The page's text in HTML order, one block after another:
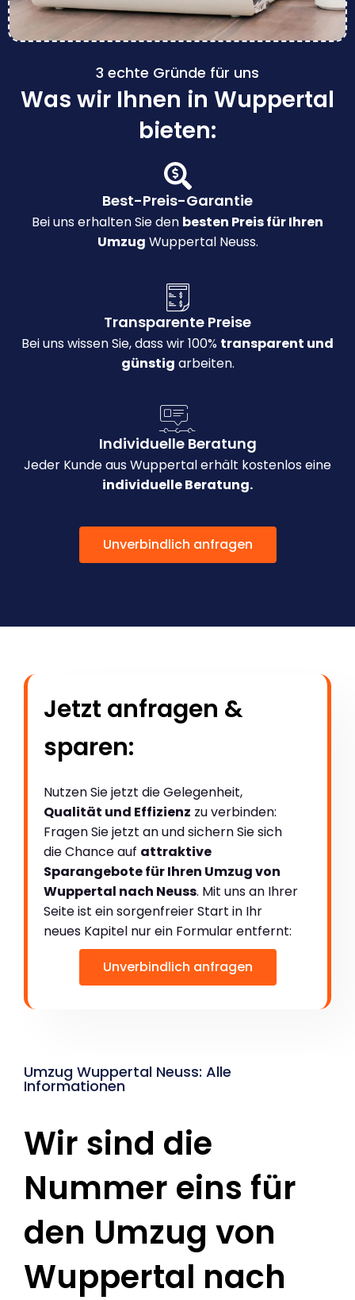
3 echte Gründe für uns
Was wir Ihnen in Wuppertal
bieten:
Best-Preis-Garantie
Bei uns erhalten Sie den besten Preis für Ihren
Umzug Wuppertal Neuss.
Transparente Preise
Bei uns wissen Sie, dass wir 100% transparent und
günstig arbeiten.
Individuelle Beratung
Jeder Kunde aus Wuppertal erhält kostenlos eine
individuelle Beratung.
Unverbindlich anfragen
Jetzt anfragen &
sparen:
Nutzen Sie jetzt die Gelegenheit,
Qualität und Effizienz zu verbinden:
Fragen Sie jetzt an und sichern Sie sich
die Chance auf attraktive
Sparangebote für Ihren Umzug von
Wuppertal nach Neuss. Mit uns an Ihrer
Seite ist ein sorgenfreier Start in Ihr
neues Kapitel nur ein Formular entfernt:
Unverbindlich anfragen
Umzug Wuppertal Neuss: Alle
Informationen
Wir sind die
Nummer eins für
den Umzug von
Wuppertal nach